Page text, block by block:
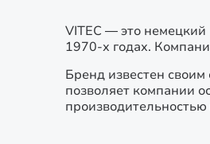
VITEC — это немецкий
1970-х годах.
Бренд известен
позволяет компании